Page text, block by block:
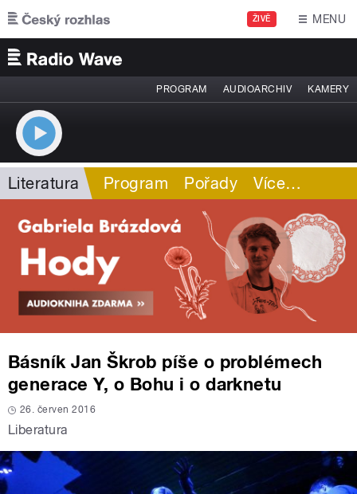
Přejít k hlavnímu obsahu
ŽIVĚ MENU
PROGRAM AUDIOARCHIV KAMERY
Literatura Program Pořady Více…
Básník Jan Škrob píše o problémech
generace Y, o Bohu i o darknetu
26. červen 2016
Liberatura